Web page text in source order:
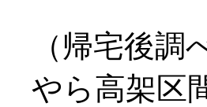
（帰宅後調
やら高架区